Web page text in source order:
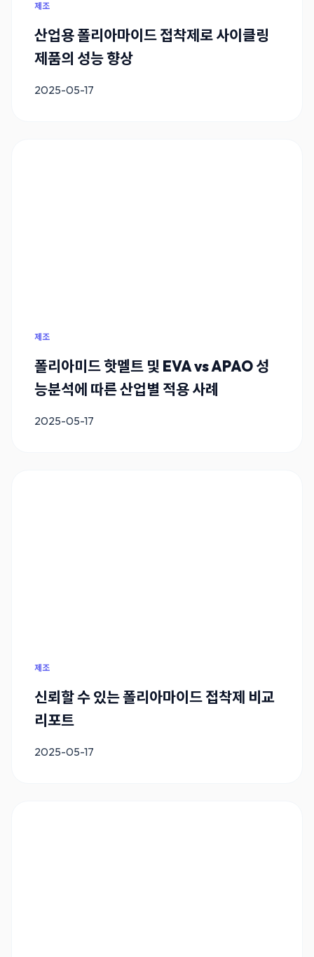
제조
산업용 폴리아마이드 접착제로 사이클링
제품의 성능 향상
2025-05-17
제조
폴리아미드 핫멜트 및 EVA vs APAO 성
능분석에 따른 산업별 적용 사례
2025-05-17
제조
신뢰할 수 있는 폴리아마이드 접착제 비교
리포트
2025-05-17